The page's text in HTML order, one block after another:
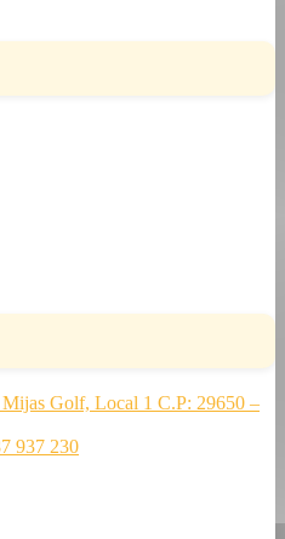
Golf, Local 1 C.P: 29650 –
937 230